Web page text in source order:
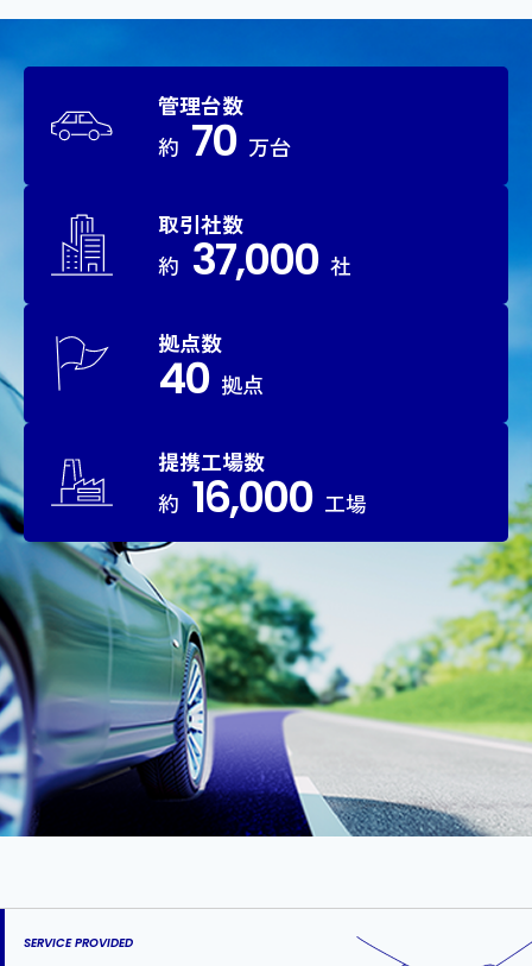
管理台数
約 70 万台
取引社数
約 37,000 社
拠点数
40 拠点
提携工場数
約 16,000 工場
SERVICE PROVIDED